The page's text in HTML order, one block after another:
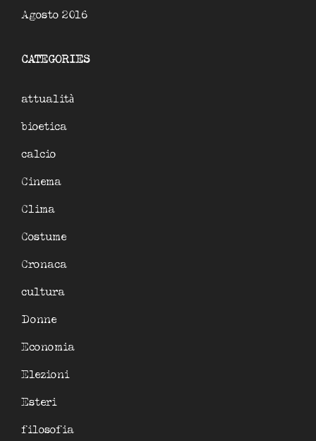
Agosto 2016
CATEGORIES
attualità
bioetica
calcio
Cinema
Clima
Costume
Cronaca
cultura
Donne
Economia
Elezioni
Esteri
filosofia